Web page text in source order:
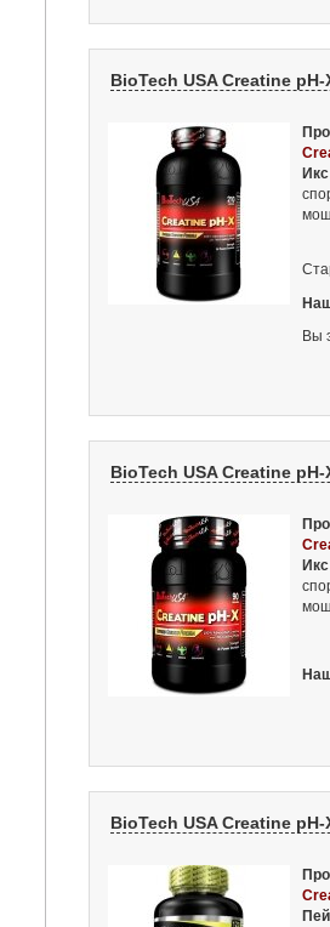
BioTech USA Creatine pH-
Вы
BioTech USA Creatine pH-
BioTech USA Creatine pH-